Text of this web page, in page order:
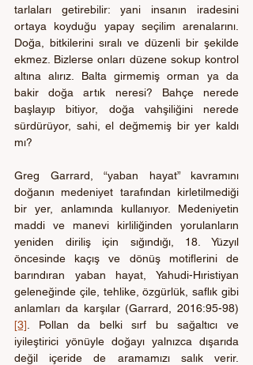
tarlaları getirebilir: yani insanın iradesini
ortaya koyduğu yapay seçilim arenalarını.
Doğa, bitkilerini sıralı ve düzenli bir şekilde
ekmez. Bizlerse onları düzene sokup kontrol
altına alırız. Balta girmemiş orman ya da
bakir doğa artık neresi? Bahçe nerede
başlayıp bitiyor, doğa vahşiliğini nerede
sürdürüyor, sahi, el değmemiş bir yer kaldı
mı?
Greg Garrard, “yaban hayat” kavramını
doğanın medeniyet tarafından kirletilmediği
bir yer, anlamında kullanıyor. Medeniyetin
maddi ve manevi kirliliğinden yorulanların
yeniden diriliş için sığındığı, 18. Yüzyıl
öncesinde kaçış ve dönüş motiflerini de
barındıran yaban hayat, Yahudi-Hıristiyan
geleneğinde çile, tehlike, özgürlük, saflık gibi
[3] . Pollan da belki sırf bu sağaltıcı ve
iyileştirici yönüyle doğayı yalnızca dışarıda
değil içeride de aramamızı salık verir.